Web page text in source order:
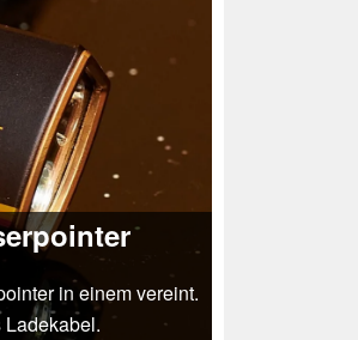
in einem vereint.
Ladekabel.